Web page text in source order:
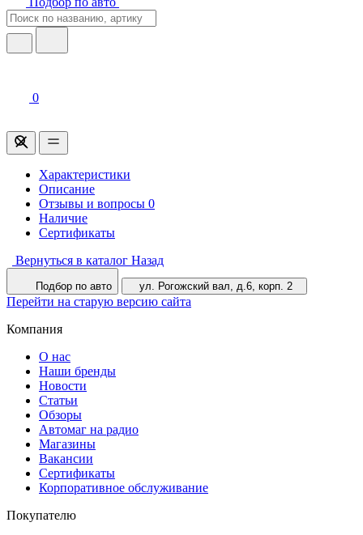
0
Характеристики
Описание
Отзывы и вопросы 0
Наличие
Сертификаты
Вернуться в каталог Назад
Подбор по авто ул. Рогожский вал, д.6, корп. 2
Перейти на старую версию сайта
Компания
О нас
Наши бренды
Новости
Статьи
Обзоры
Автомаг на радио
Магазины
Вакансии
Сертификаты
Корпоративное обслуживание
Покупателю